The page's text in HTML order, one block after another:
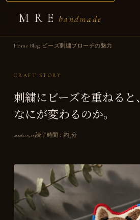
MREhandmade
Home Blog ビーズ刺繍ブローチの魅力
CRAFT STORY
刺繍にビーズを重ねると、
なにが変わるのか。
2026.05.03読了時間：約3分